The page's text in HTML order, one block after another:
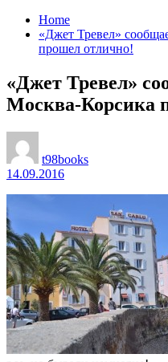
Home
«Джет Тревел»
прошел отлично!
«Джет Тревел»
Москва-Корсика
t98books
14.09.2016